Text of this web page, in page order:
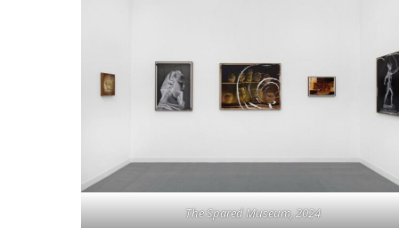
The Spared Museum, 2024